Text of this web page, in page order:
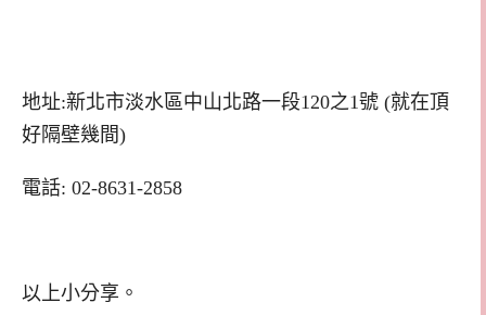
地址:新北市淡水區中山北路一段120之1號 (就在頂
好隔壁幾間)
電話: 02-8631-2858
以上小分享。